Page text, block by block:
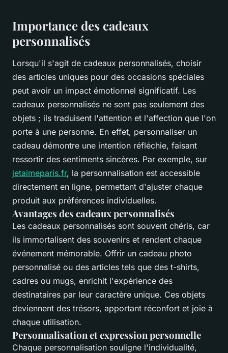
Importance des cadeaux
personnalisés
Lorsqu'il s'agit de cadeaux personnalisés, choisir
des articles uniques pour des occasions spéciales
peut avoir un impact émotionnel significatif. Les
cadeaux personnalisés ne sont pas seulement des
objets ; ils traduisent l'attention et l'affection que l'on
porte à une personne. En effet, personnaliser un
cadeau démontre une intention réfléchie, faisant
ressortir des sentiments sincères. Par exemple, sur
jetaimeparis.fr, la personnalisation est accessible
directement en ligne, permettant d'ajuster chaque
produit aux préférences individuelles.
Avantages des cadeaux personnalisés
Les cadeaux personnalisés sont souvent chéris, car
ils immortalisent des souvenirs et rendent chaque
événement mémorable. Offrir un cadeau photo
personnalisé ou des articles tels que des t-shirts,
cadres ou mugs, enrichit l'expérience des
destinataires par leur caractère unique. Ces objets
deviennent des trésors, apportant réconfort et joie à
chaque utilisation.
Personnalisation et expression personnelle
Chaque personnalisation souligne l'individualité,